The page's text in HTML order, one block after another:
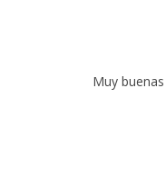
Muy